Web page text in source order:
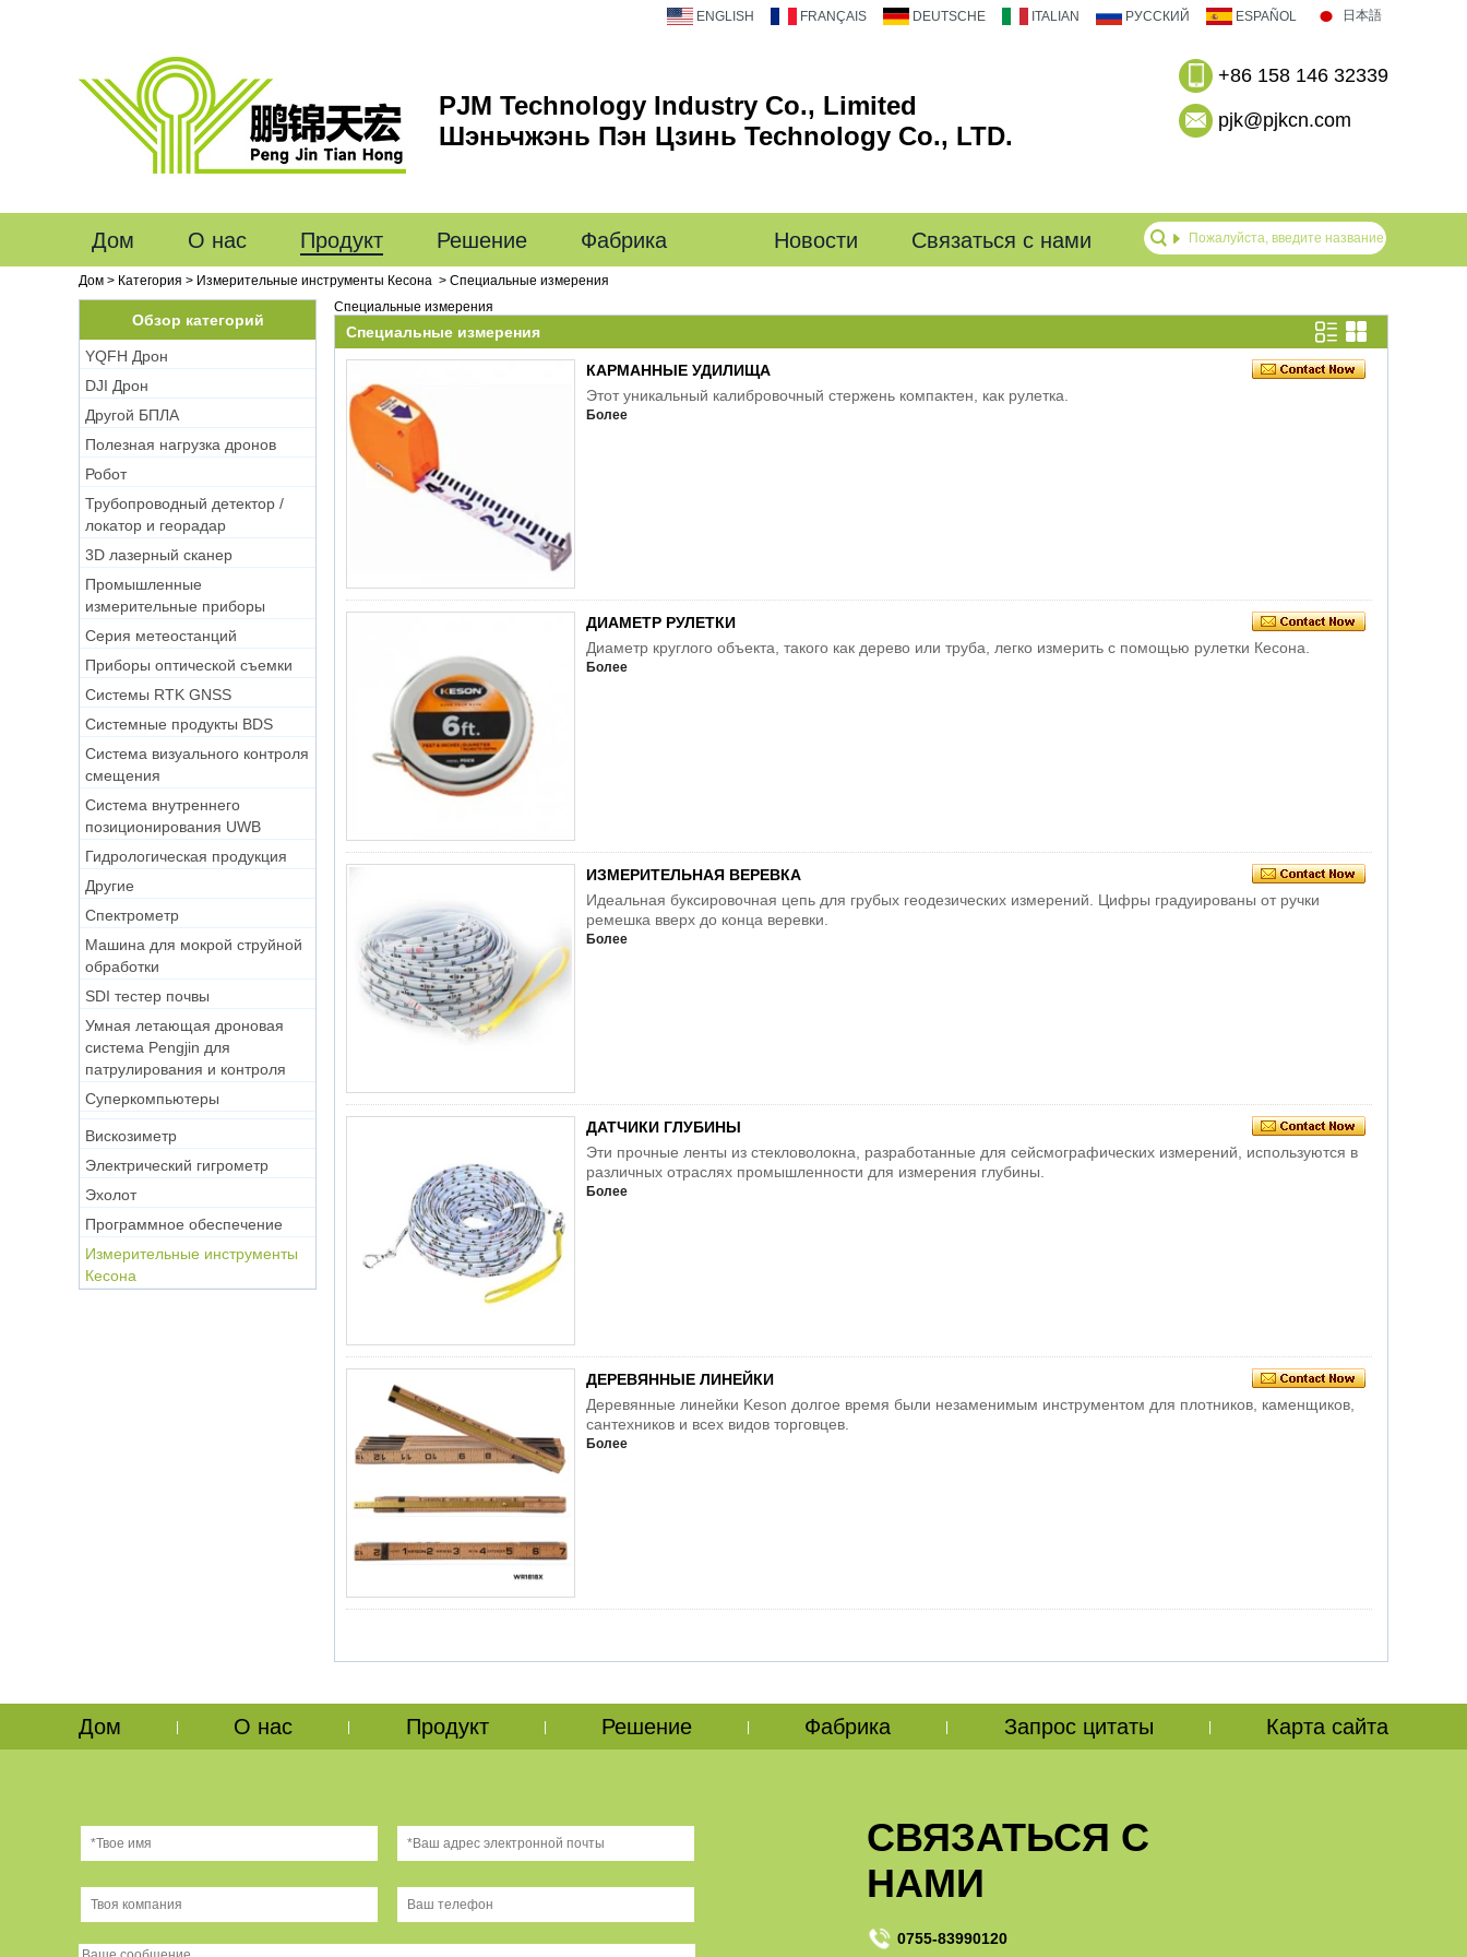
ENGLISH FRANÇAIS DEUTSCHE ITALIAN РУССКИЙ ESPAÑOL 日本語
PJM Technology Industry Co., Limited
Шэньчжэнь Пэн Цзинь Technology Co., LTD.
+86 158 146 32339
pjk@pjkcn.com
Дом О нас Продукт Решение Фабрика Новости Связаться с нами
Дом > Категория > Измерительные инструменты Кесона > Специальные измерения
Обзор категорий
YQFH Дрон
DJI Дрон
Другой БПЛА
Полезная нагрузка дронов
Робот
Трубопроводный детектор /
локатор и георадар
3D лазерный сканер
Промышленные
измерительные приборы
Серия метеостанций
Приборы оптической съемки
Системы RTK GNSS
Системные продукты BDS
Система визуального контроля
смещения
Система внутреннего
позиционирования UWB
Гидрологическая продукция
Другие
Спектрометр
Машина для мокрой струйной
обработки
SDI тестер почвы
Умная летающая дроновая
система Pengjin для
патрулирования и контроля
Суперкомпьютеры
Вискозиметр
Электрический гигрометр
Эхолот
Программное обеспечение
Измерительные инструменты
Кесона
Специальные измерения
Специальные измерения
КАРМАННЫЕ УДИЛИЩА
Этот уникальный калибровочный стержень компактен, как рулетка.
Более
ДИАМЕТР РУЛЕТКИ
Диаметр круглого объекта, такого как дерево или труба, легко измерить с помощью рулетки Кесона.
Более
ИЗМЕРИТЕЛЬНАЯ ВЕРЕВКА
Идеальная буксировочная цепь для грубых геодезических измерений. Цифры градуированы от ручки
ремешка вверх до конца веревки.
Более
ДАТЧИКИ ГЛУБИНЫ
Эти прочные ленты из стекловолокна, разработанные для сейсмографических измерений, используются в
различных отраслях промышленности для измерения глубины.
Более
ДЕРЕВЯННЫЕ ЛИНЕЙКИ
Деревянные линейки Keson долгое время были незаменимым инструментом для плотников, каменщиков,
сантехников и всех видов торговцев.
Более
Дом О нас Продукт Решение Фабрика Запрос цитаты Карта сайта
СВЯЗАТЬСЯ С
НАМИ
0755-83990120